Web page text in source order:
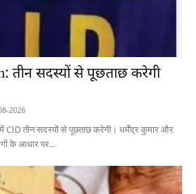
तीन सदस्यों से पूछताछ करेगी
2026
में CID तीन सदस्यों से पूछताछ करेगी। धर्मेंद्र कुमार और
के आधार पर...